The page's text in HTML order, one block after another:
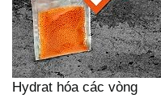
Hydrat hóa các vòng